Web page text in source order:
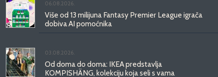
06.08.2026.
Više od 13 milijuna Fantasy Premier League igrača
dobiva AI pomoćnika
03.08.2026.
Od doma do doma: IKEA predstavlja
KOMPISHÄNG, kolekciju koja seli s vama